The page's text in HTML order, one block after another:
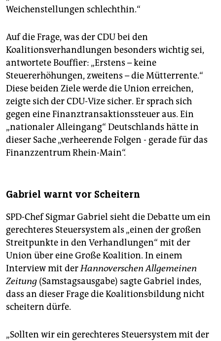
Weichenstellungen schlechthin.“
Auf die Frage, was der CDU bei den
Koalitionsverhandlungen besonders wichtig sei,
antwortete Bouffier: „Erstens – keine
Steuererhöhungen, zweitens – die Mütterrente.“
Diese beiden Ziele werde die Union erreichen,
zeigte sich der CDU-Vize sicher. Er sprach sich
gegen eine Finanztransaktionssteuer aus. Ein
„nationaler Alleingang“ Deutschlands hätte in
dieser Sache „verheerende Folgen - gerade für das
Finanzzentrum Rhein-Main“.
Gabriel warnt vor Scheitern
SPD-Chef Sigmar Gabriel sieht die Debatte um ein
gerechteres Steuersystem als „einen der großen
Streitpunkte in den Verhandlungen“ mit der
Union über eine Große Koalition. In einem
Interview mit derHannoverschen Allgemeinen
Zeitung (Samstagsausgabe) sagte Gabriel indes,
dass an dieser Frage die Koalitionsbildung nicht
scheitern dürfe.
„Sollten wir ein gerechteres Steuersystem mit der